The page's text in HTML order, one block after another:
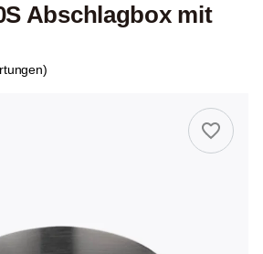
Abschlagbox mit